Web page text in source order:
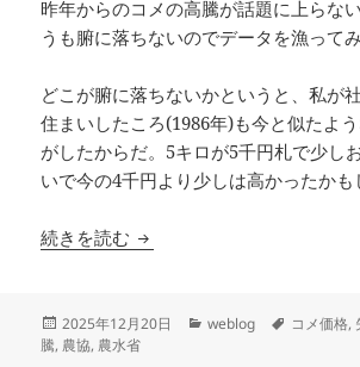
昨年からのコメの高騰が話題に上らな
うも腑に落ちないのでデータを漁ってみ
どこが腑に落ちないかというと、私が
住まいしたころ(1986年)も今と似たよ
がしたからだ。5キロが5千円札で少し
いで今の4千円より少しは高かったかも
続きを読む コメ価格の高騰の嘘
投
稿
2025年12月20日
カ
weblog
タ
コメ価格,
騰, 農協, 農水省